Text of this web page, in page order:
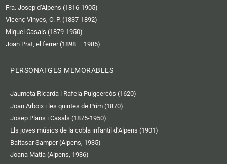
Fra. Josep d’Alpens (1816-1905)
Vicenç Vinyes, O. P. (1837-1892)
Miquel Casals (1879-1950)
Joan Prat, el ferrer (1898 – 1985)
PERSONATGES MEMORABLES
Jaumeta Ricarda i Rafela Puigcercós (1620)
Joan Arboix i les quintes de Prim (1870)
Josep Plans i Casals (1875-1950)
Els joves músics de la cobla infantil d’Alpens (1901)
Baltasar Samper (Alpens, 1935)
Joana Matia (Alpens, 1936)